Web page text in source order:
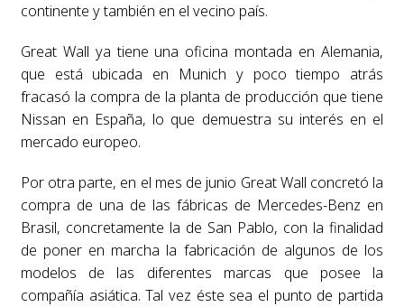
continente y también en el vecino país.
Great Wall ya tiene una oficina montada en Alemania,
que está ubicada en Munich y poco tiempo atrás
fracasó la compra de la planta de producción que tiene
Nissan en España, lo que demuestra su interés en el
mercado europeo.
Por otra parte, en el mes de junio Great Wall concretó la
compra de una de las fábricas de Mercedes-Benz en
Brasil, concretamente la de San Pablo, con la finalidad
de poner en marcha la fabricación de algunos de los
modelos de las diferentes marcas que posee la
compañía asiática. Tal vez éste sea el punto de partida